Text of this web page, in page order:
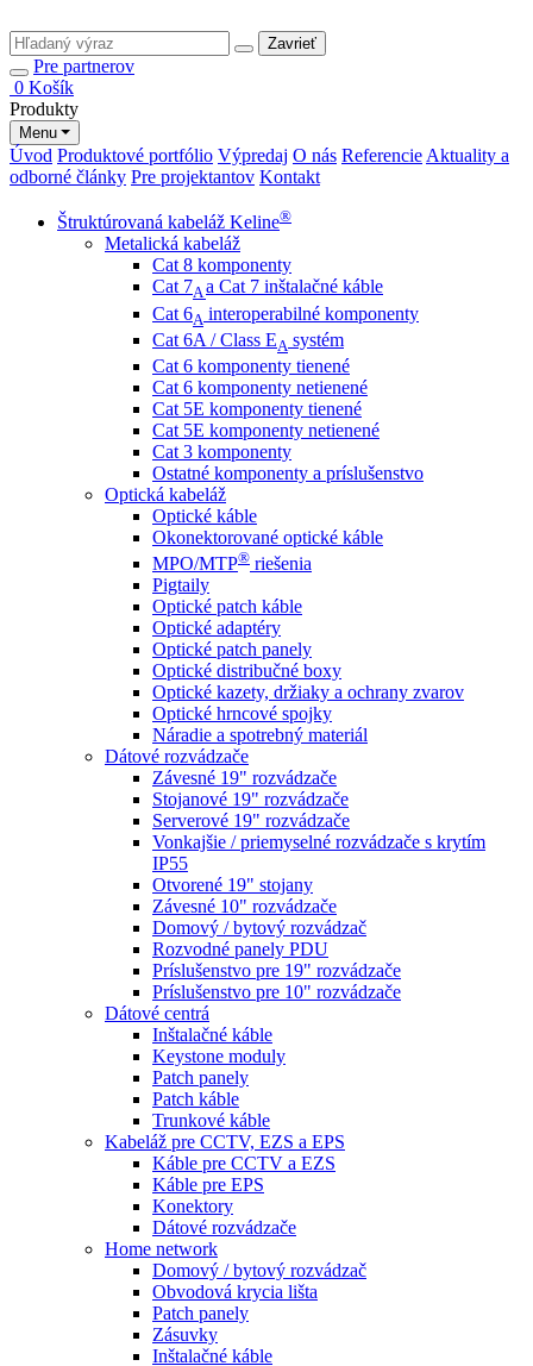
Zavrieť
Pre partnerov
0 Košík
Produkty
Menu
Úvod Produktové portfólio Výpredaj O nás Referencie Aktuality a
odborné články Pre projektantov Kontakt
Štruktúrovaná kabeláž Keline®
Metalická kabeláž
Cat 8 komponenty
Cat 7Aa Cat 7 inštalačné káble
Cat 6A interoperabilné komponenty
Cat 6A / Class EA systém
Cat 6 komponenty tienené
Cat 6 komponenty netienené
Cat 5E komponenty tienené
Cat 5E komponenty netienené
Cat 3 komponenty
Ostatné komponenty a príslušenstvo
Optická kabeláž
Optické káble
Okonektorované optické káble
MPO/MTP® ​ riešenia
Pigtaily
Optické patch káble
Optické adaptéry
Optické patch panely
Optické distribučné boxy
Optické kazety, držiaky a ochrany zvarov
Optické hrncové spojky
Náradie a spotrebný materiál
Dátové rozvádzače
Závesné 19" rozvádzače
Stojanové 19" rozvádzače
Serverové 19" rozvádzače
Vonkajšie / priemyselné rozvádzače s krytím
IP55
Otvorené 19" stojany
Závesné 10" rozvádzače
Domový / bytový rozvádzač
Rozvodné panely PDU
Príslušenstvo pre 19" rozvádzače
Príslušenstvo pre 10" rozvádzače
Dátové centrá
Inštalačné káble
Keystone moduly
Patch panely
Patch káble
Trunkové káble
Kabeláž pre CCTV, EZS a EPS
Káble pre CCTV a EZS
Káble pre EPS
Konektory
Dátové rozvádzače
Home network
Domový / bytový rozvádzač
Obvodová krycia lišta
Patch panely
Zásuvky
Inštalačné káble